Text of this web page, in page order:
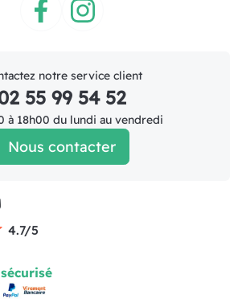
notre service client
55 99 54 52
à 18h00 du lundi au vendredi
Nous contacter
4.7/5